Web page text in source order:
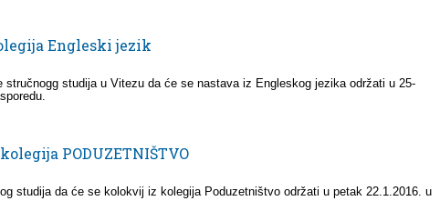
Engleski jezik
stručnogg studija u Vitezu da će se nastava iz Engleskog jezika održati u 25-
PODUZETNIŠTVO
studija da će se kolokvij iz kolegija Poduzetništvo održati u petak 22.1.2016. u